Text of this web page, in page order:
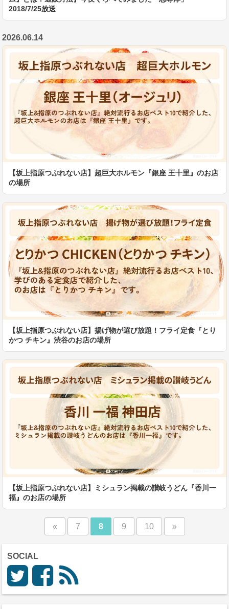
2018/7/25放送
2026.06.14
【坂上指原つぶれない店】超巨大ホルモン『銀座 王十里』のお店
の場所
【坂上指原つぶれない店】揚げ物が選び放題！フライ定食『とり
かつ チキン』渋谷のお店の場所
【坂上指原つぶれない店】ミシュラン掲載の讃岐うどん『香川一
福』のお店の場所
« 7 8 9 10 »
SOCIAL